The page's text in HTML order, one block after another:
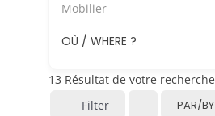
Mobilier
OÙ / WHERE ?
13 Résultat de votre recherche
Filter
PAR/BY